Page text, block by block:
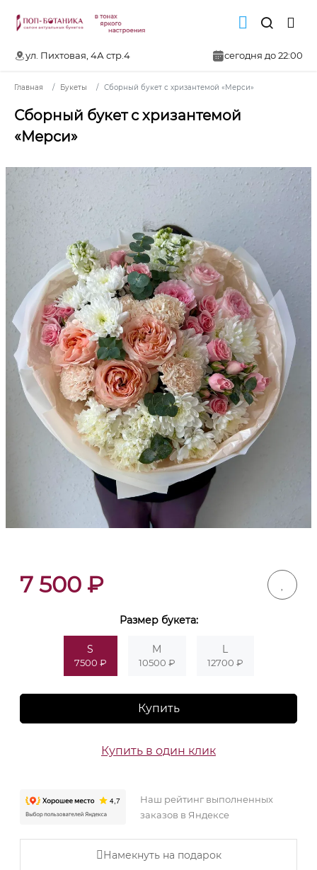
ул. Пихтовая, 4А стр.4 сегодня до 22:00
Главная Букеты Сборный букет с хризантемой «Мерси»
Сборный букет с хризантемой
«Мерси»
7 500 ₽
Размер букета:
S
7500 ₽
M
10500 ₽
L
12700 ₽
Купить
Купить в один клик
Наш рейтинг выполненных
заказов в Яндексе
Намекнуть на подарок